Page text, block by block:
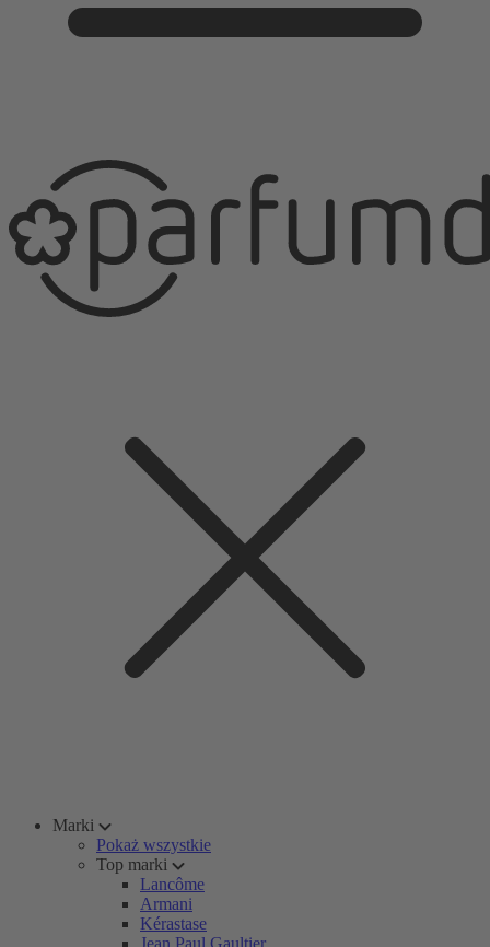
Marki
Pokaż wszystkie
Top marki
Lancôme
Armani
Kérastase
Jean Paul Gaultier